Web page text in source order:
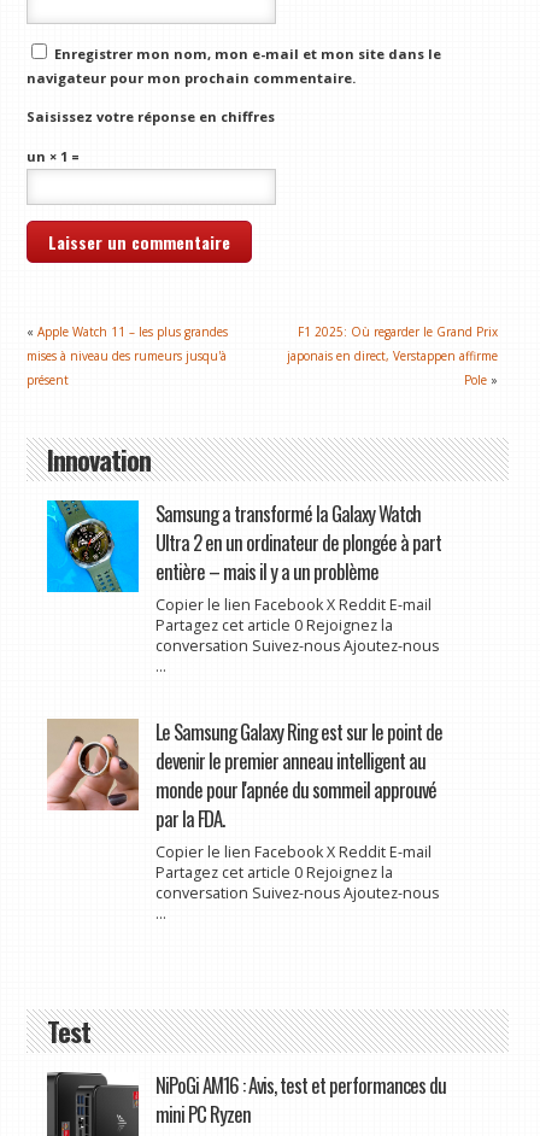
Enregistrer mon nom, mon e-mail et mon site dans le
navigateur pour mon prochain commentaire.
Saisissez votre réponse en chiffres
un × 1 =
«Apple Watch 11 – les plus grandes
mises à niveau des rumeurs jusqu'à
présent
F1 2025: Où regarder le Grand Prix
japonais en direct, Verstappen affirme
Pole »
Innovation
Samsung a transformé la Galaxy Watch
Ultra 2 en un ordinateur de plongée à part
entière – mais il y a un problème
Copier le lien Facebook X Reddit E-mail
Partagez cet article 0 Rejoignez la
conversation Suivez-nous Ajoutez-nous
...
Le Samsung Galaxy Ring est sur le point de
devenir le premier anneau intelligent au
monde pour l'apnée du sommeil approuvé
par la FDA.
Copier le lien Facebook X Reddit E-mail
Partagez cet article 0 Rejoignez la
conversation Suivez-nous Ajoutez-nous
...
Test
NiPoGi AM16 : Avis, test et performances du
mini PC Ryzen